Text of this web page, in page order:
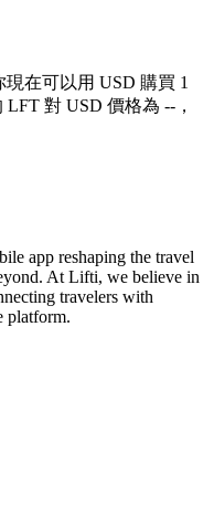
在可以用 USD 購買 1
對 USD 價格為 --，
app reshaping the travel
At Lifti, we believe in
travelers with
platform.